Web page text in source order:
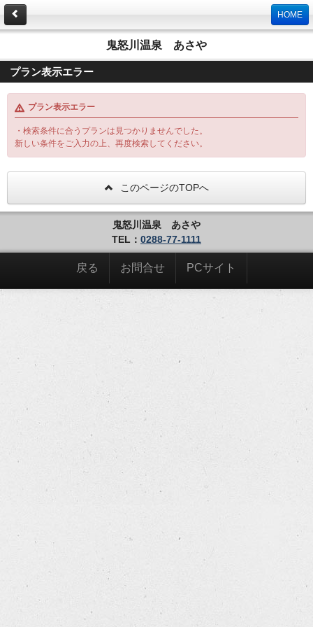
HOME
鬼怒川温泉 あさや
プラン表示エラー
プラン表示エラー
・検索条件に合うプランは見つかりませんでした。
新しい条件をご入力の上、再度検索してください。
このページのTOPへ
鬼怒川温泉 あさや
TEL： 0288-77-1111
戻る お問合せ PCサイト